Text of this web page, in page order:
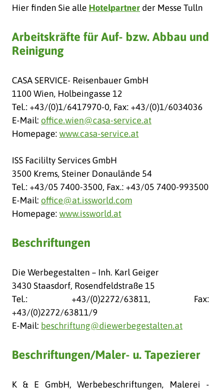
Hier finden Sie alle Hotelpartner der Messe Tulln
Arbeitskräfte für Auf- bzw. Abbau und
Reinigung
CASA SERVICE- Reisenbauer GmbH
1100 Wien, Holbeingasse 12
Tel.: +43/(0)1/6417970-0, Fax: +43/(0)1/6034036
E-Mail: office.wien@casa-service.at
Homepage: www.casa-service.at
ISS Facililty Services GmbH
3500 Krems, Steiner Donaulände 54
Tel.: +43/05 7400-3500, Fax.: +43/05 7400-993500
E-Mail: office@at.issworld.com
Homepage: www.issworld.at
Beschriftungen
Die Werbegestalten – Inh. Karl Geiger
3430 Staasdorf, Rosendfeldstraße 15
Tel.: +43/(0)2272/63811, Fax:
+43/(0)2272/63811/9
E-Mail: beschriftung@diewerbegestalten.at
Beschriftungen/Maler- u. Tapezierer
K & E GmbH, Werbebeschriftungen, Malerei -